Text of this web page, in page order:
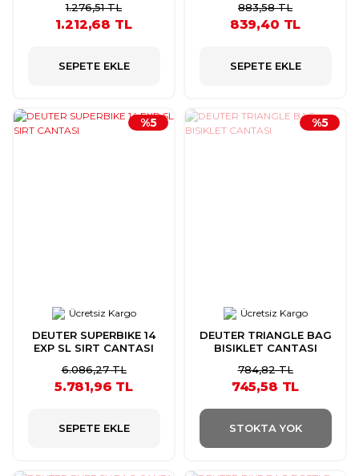
1.276,51 TL
1.212,68 TL
SEPETE EKLE
883,58 TL
839,40 TL
SEPETE EKLE
Ücretsiz Kargo
DEUTER SUPERBIKE 14
EXP SL SIRT CANTASI
%5
6.086,27 TL
5.781,96 TL
SEPETE EKLE
Ücretsiz Kargo
DEUTER TRIANGLE BAG
BISIKLET CANTASI
%5
784,82 TL
745,58 TL
STOKTA YOK